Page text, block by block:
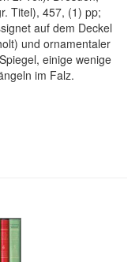
Titel), 457, (1) pp;
auf dem Deckel
und ornamentaler
einige wenige
im Falz.